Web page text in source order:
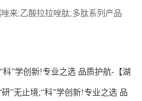
技-品质优选;精品试剂
唑来;乙酸拉拉唑肽;多肽系列产品
持！-业务咨询联系-王菲
科”学创新!专业之选 品质护航-【湖
定制；检测图谱；MSDS等技术支
研”无止境;“科”学创新!专业之选 品